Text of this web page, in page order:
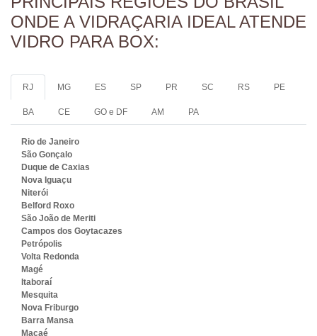
ONDE A VIDRAÇARIA IDEAL ATENDE
VIDRO PARA BOX:
RJ MG ES SP PR SC RS PE
BA CE GO e DF AM PA
Rio de Janeiro
São Gonçalo
Duque de Caxias
Nova Iguaçu
Niterói
Belford Roxo
São João de Meriti
Campos dos Goytacazes
Petrópolis
Volta Redonda
Magé
Itaboraí
Mesquita
Nova Friburgo
Barra Mansa
Macaé